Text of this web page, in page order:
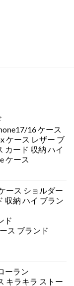
16 ケース
ケース レザー ブ
カード 収納 ハイ
ケース
ース ショルダー
収納 ハイ ブラン
ド
ス ブランド
ーラン
キラキラ ストー